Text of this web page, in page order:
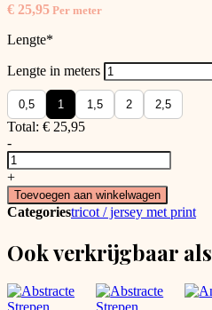
€ 25,95 Per meter
Lengte*
Lengte in meters
0,5 1 1,5 2 2,5
Total: € 25,95
-
Bio
Jersey
Strepen
Rood
Roze
+
Toevoegen aan winkelwagen
Categoriestricot / jersey met print
Ook verkrijgbaar als